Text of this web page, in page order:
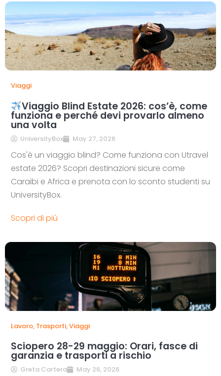
Viaggi
Viaggio Blind Estate 2026: cos’è, come
funziona e perché devi provarlo almeno
una volta
UniversityBox May 27, 2026
Cos'è un viaggio blind? Come funziona con Utravel
estate 2026? Scopri destinazioni sicure come
Caraibi e Africa e prenota con lo sconto studenti su
UniversityBox.
Scopri di più
Lavoro, Trasporti,Viaggi
Sciopero 28-29 maggio: Orari, fasce di
garanzia e trasporti a rischio
Greta Cartera May 26, 2026